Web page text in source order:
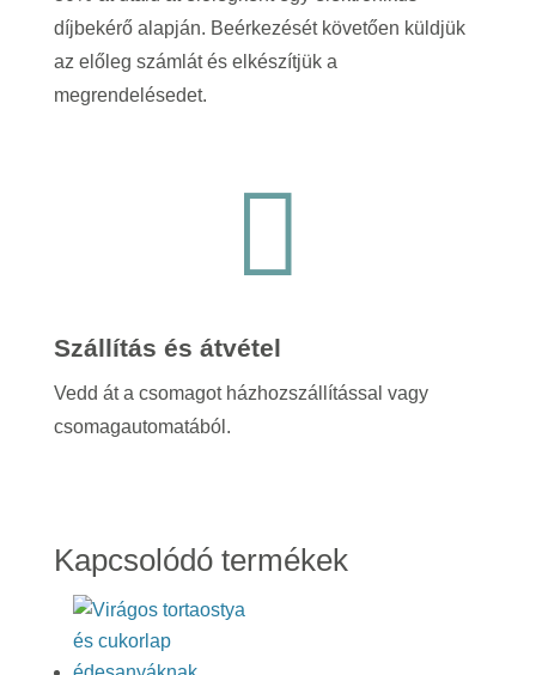
díjbekérő alapján. Beérkezését követően küldjük
az előleg számlát és elkészítjük a
megrendelésedet.

Szállítás és átvétel
Vedd át a csomagot házhozszállítással vagy
csomagautomatából.
Kapcsolódó termékek